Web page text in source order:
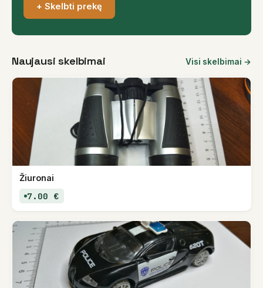
+ Skelbti prekę
Naujausi skelbimai Visi skelbimai →
Žiuronai
7.00 €